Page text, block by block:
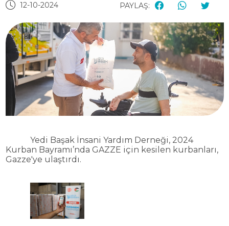
12-10-2024 PAYLAŞ:
Yedi Başak İnsani Yardım Derneği, 2024
Kurban Bayramı’nda GAZZE için kesilen kurbanları,
Gazze'ye ulaştırdı.